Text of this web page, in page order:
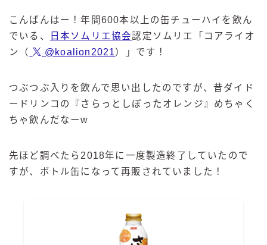
サントリー
ー196℃ ストロングゼロ
ー196℃ ザ・まるごと
CRAFT－196℃
こだわり酒場
BAR Pomum（バー・ポームム）
角ハイボール
GREEN1/2（グリーンハーフ）
こんばんはー！年間600本以上の缶チューハイを飲ん
でいる、
日本ソムリエ協会認定ソムリエ「コアライオ
ン（
@koalion2021）」です！
つぶつぶ入りを飲んで思い出したのですが、昔ダイド
ードリンコの『さらっとしぼったオレンジ』めちゃく
ちゃ飲んだなーw
先ほど調べたら2018年に一度製造終了していたので
すが、ボトル缶になって再販されていました！